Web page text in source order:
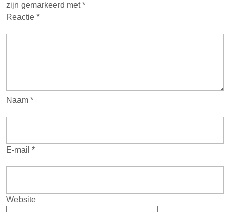
zijn gemarkeerd met*
Reactie *
Naam *
E-mail *
Website